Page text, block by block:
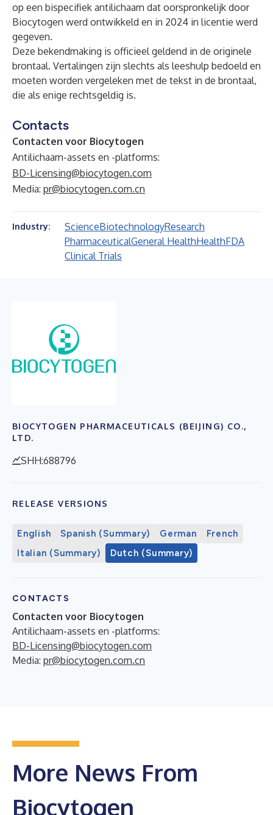
op een bispecifiek antilichaam dat oorspronkelijk door
Biocytogen werd ontwikkeld en in 2024 in licentie werd
gegeven.
Deze bekendmaking is officieel geldend in de originele
brontaal. Vertalingen zijn slechts als leeshulp bedoeld en
moeten worden vergeleken met de tekst in de brontaal,
die als enige rechtsgeldig is.
Contacts
Contacten voor Biocytogen
Antilichaam-assets en -platforms:
BD-Licensing@biocytogen.com
Media: pr@biocytogen.com.cn
Industry: ScienceBiotechnologyResearch
PharmaceuticalGeneral HealthHealthFDA
Clinical Trials
BIOCYTOGEN PHARMACEUTICALS (BEIJING) CO.,
LTD.
SHH:688796
RELEASE VERSIONS
English Spanish (Summary) German
French
Italian (Summary)
Dutch (Summary)
CONTACTS
Contacten voor Biocytogen
Antilichaam-assets en -platforms:
BD-Licensing@biocytogen.com
Media: pr@biocytogen.com.cn
More News From
Biocytogen